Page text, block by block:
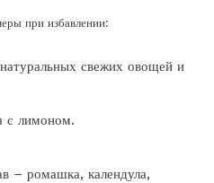
при избавлении:
свежих овощей и
с лимоном.
– ромашка, календула,